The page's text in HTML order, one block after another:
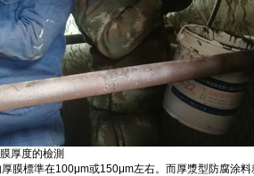
厚度的檢測
膜標準在100μm或150μm左右。而厚漿型防腐涂